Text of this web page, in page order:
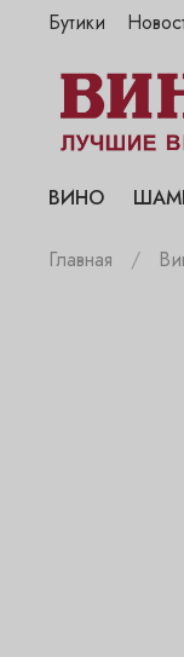
Бутики
"Винум" на
"Винум" на
"Винум" на
"Винум" на
ВИНО
Главная